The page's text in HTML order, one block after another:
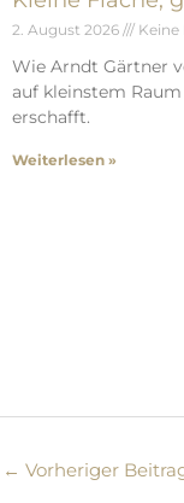
2. August 2026
Wie Arndt Gärtner
auf kleinstem
erschafft.
Weiterlesen »
← Vorheriger